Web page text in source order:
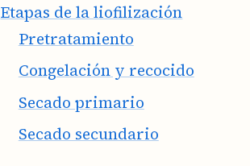
Etapas de la liofilización
Pretratamiento
Congelación y recocido
Secado primario
Secado secundario